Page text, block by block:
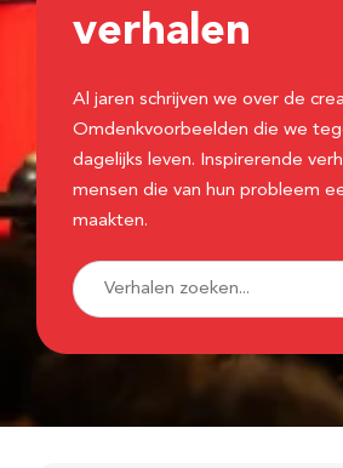
verhalen
Al jaren schrijven we over de
Omdenkvoorbeelden die we
dagelijks leven. Inspirerende
mensen die van hun probleem
maakten.